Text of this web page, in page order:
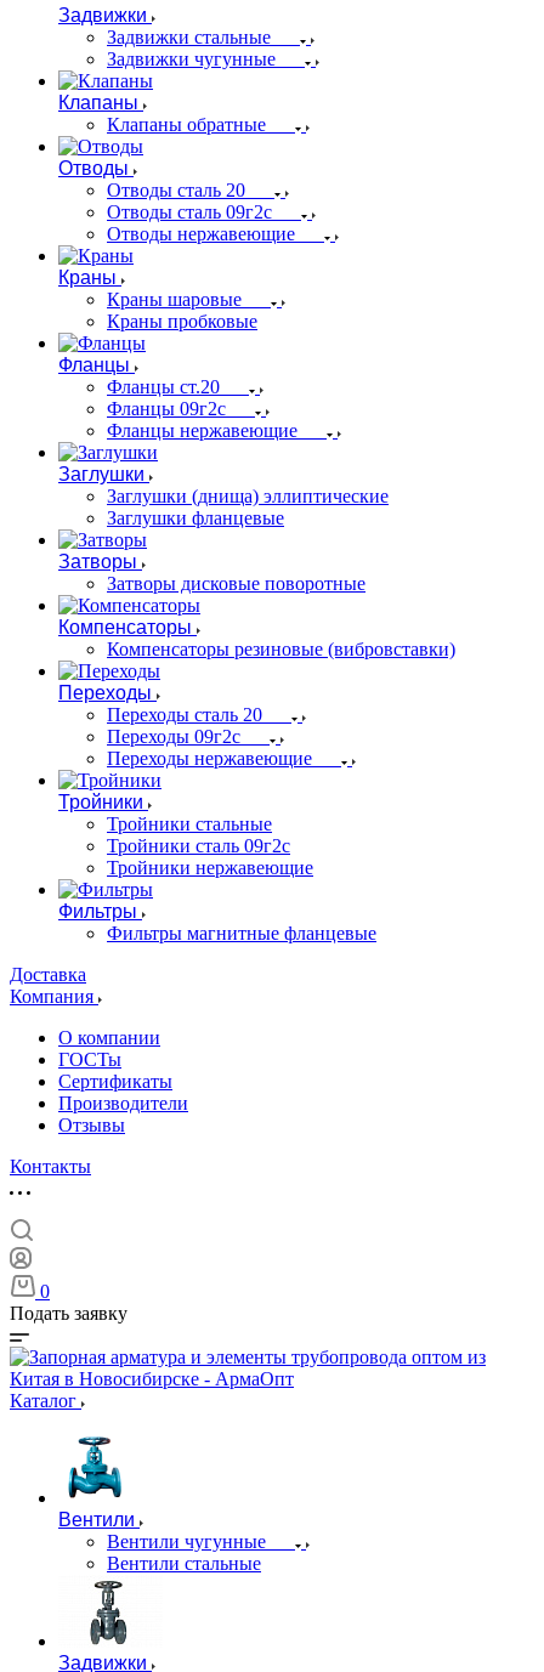
Задвижки
Задвижки стальные
Задвижки чугунные
Клапаны
Клапаны обратные
Отводы
Отводы сталь 20
Отводы сталь 09г2с
Отводы нержавеющие
Краны
Краны шаровые
Краны пробковые
Фланцы
Фланцы ст.20
Фланцы 09г2с
Фланцы нержавеющие
Заглушки
Заглушки (днища) эллиптические
Заглушки фланцевые
Затворы
Затворы дисковые поворотные
Компенсаторы
Компенсаторы резиновые (вибровставки)
Переходы
Переходы сталь 20
Переходы 09г2с
Переходы нержавеющие
Тройники
Тройники стальные
Тройники сталь 09г2с
Тройники нержавеющие
Фильтры
Фильтры магнитные фланцевые
Доставка
Компания
О компании
ГОСТы
Сертификаты
Производители
Отзывы
Контакты
0
Подать заявку
Каталог
Вентили
Вентили чугунные
Вентили стальные
Задвижки